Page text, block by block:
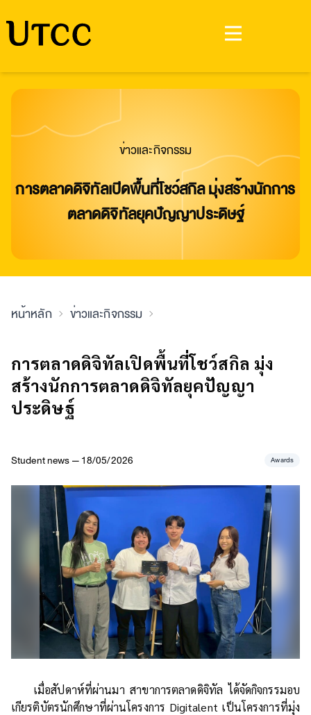
ข่าวและกิจกรรม
การตลาดดิจิทัลเปิดพื้นที่โชว์สกิล มุ่งสร้างนักการ
ตลาดดิจิทัลยุคปัญญาประดิษฐ์
หน้าหลัก ข่าวและกิจกรรม
การตลาดดิจิทัลเปิดพื้นที่โชว์สกิล มุ่ง
สร้างนักการตลาดดิจิทัลยุคปัญญา
ประดิษฐ์
Student news — 18/05/2026 Awards
เมื่อสัปดาห์ที่ผ่านมา สาขาการตลาดดิจิทัล ได้จัดกิจกรรมอบ
เกียรติบัตรนักศึกษาที่ผ่านโครงการ Digitalent เป็นโครงการที่มุ่ง